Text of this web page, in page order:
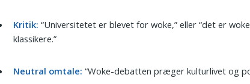
Kritik: “Universitetet er blevet for woke,” eller “det er
klassikere.”
Neutral omtale: “Woke-debatten præger kulturlivet og